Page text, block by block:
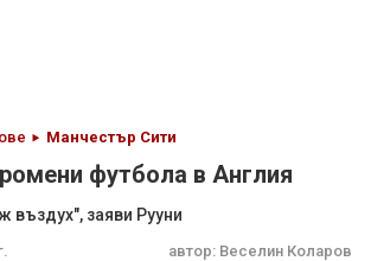
Манчестър Сити
футбола в Англия
въздух", заяви Рууни
автор: Веселин Коларов